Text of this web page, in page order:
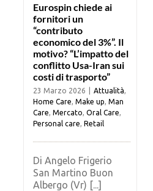
Eurospin chiede ai
fornitori un
“contributo
economico del 3%”. Il
motivo? “L’impatto del
conflitto Usa-Iran sui
costi di trasporto”
23 Marzo 2026 Attualità
Home Care Make up Man
Care Mercato Oral Care
Personal care Retail
Di Angelo Frigerio
San Martino Buon
Albergo (Vr) [...]